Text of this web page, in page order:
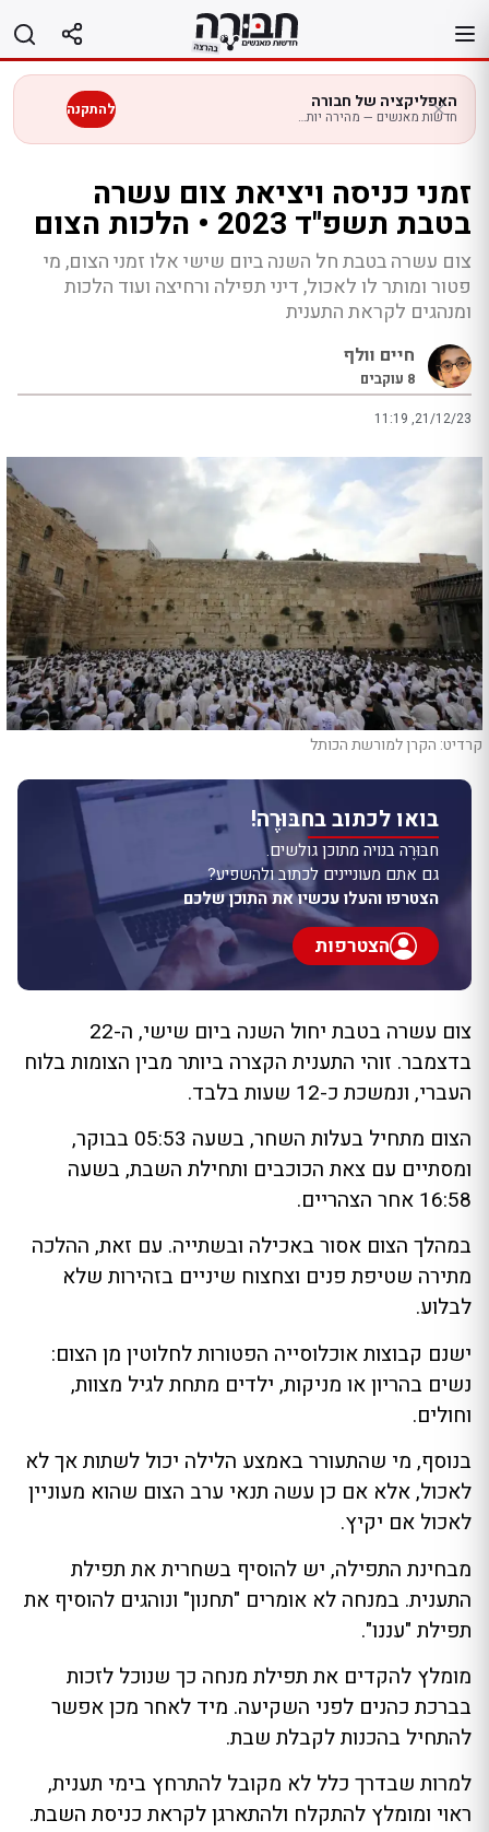
לתוכן
האפליקציה של חבורה
חדשות מאנשים — מהירה יותר בנייד להתקנה
זמני כניסה ויציאת צום עשרה
בטבת תשפ"ד 2023 • הלכות הצום
צום עשרה בטבת חל השנה ביום שישי אלו זמני הצום, מי
פטור ומותר לו לאכול, דיני תפילה ורחיצה ועוד הלכות
ומנהגים לקראת התענית
חיים וולף
8 עוקבים
11:19 ,21/12/23
קרדיט: הקרן למורשת הכותל
בואו לכתוב בחבּוּרֶה!
חבּוּרֶה בנויה מתוכן גולשים.
גם אתם מעוניינים לכתוב ולהשפיע?
הצטרפו והעלו עכשיו את התוכן שלכם
הצטרפות
צום עשרה בטבת יחול השנה ביום שישי, ה-22
בדצמבר. זוהי התענית הקצרה ביותר מבין הצומות בלוח
העברי, ונמשכת כ-12 שעות בלבד.
הצום מתחיל בעלות השחר, בשעה 05:53 בבוקר,
ומסתיים עם צאת הכוכבים ותחילת השבת, בשעה
16:58 אחר הצהריים.
במהלך הצום אסור באכילה ובשתייה. עם זאת, ההלכה
מתירה שטיפת פנים וצחצוח שיניים בזהירות שלא
לבלוע.
ישנם קבוצות אוכלוסייה הפטורות לחלוטין מן הצום:
נשים בהריון או מניקות, ילדים מתחת לגיל מצוות,
וחולים.
בנוסף, מי שהתעורר באמצע הלילה יכול לשתות אך לא
לאכול, אלא אם כן עשה תנאי ערב הצום שהוא מעוניין
לאכול אם יקיץ.
מבחינת התפילה, יש להוסיף בשחרית את תפילת
התענית. במנחה לא אומרים "תחנון" ונוהגים להוסיף את
תפילת "עננו".
מומלץ להקדים את תפילת מנחה כך שנוכל לזכות
בברכת כהנים לפני השקיעה. מיד לאחר מכן אפשר
להתחיל בהכנות לקבלת שבת.
למרות שבדרך כלל לא מקובל להתרחץ בימי תענית,
ראוי ומומלץ להתקלח ולהתארגן לקראת כניסת השבת.